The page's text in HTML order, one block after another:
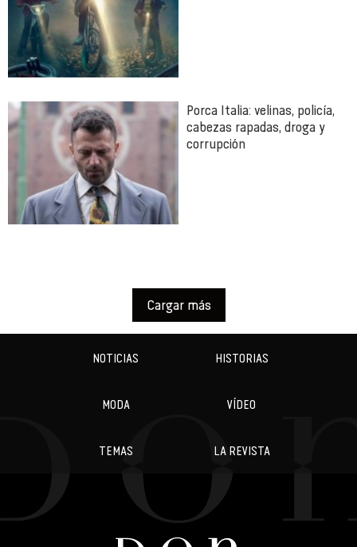
Porca Italia: velinas, policía,
cabezas rapadas, droga y
corrupción
Cargar más
NOTICIAS HISTORIAS
MODA VÍDEO
TEMAS LA REVISTA